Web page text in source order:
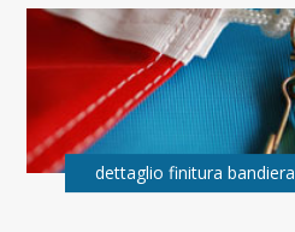
dettaglio finitura bandiera